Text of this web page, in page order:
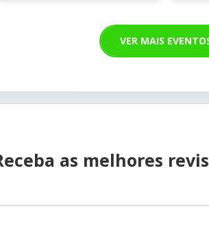
VER MAIS
as melhores